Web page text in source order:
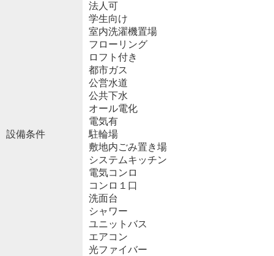
設備条件
法人可
学生向け
室内洗濯機置場
フローリング
ロフト付き
都市ガス
公営水道
公共下水
オール電化
電気有
駐輪場
敷地内ごみ置き場
システムキッチン
電気コンロ
コンロ１口
洗面台
シャワー
ユニットバス
エアコン
光ファイバー